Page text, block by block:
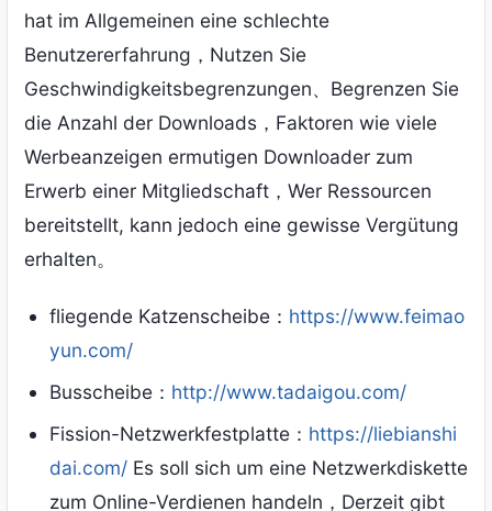
hat im Allgemeinen eine schlechte
Benutzererfahrung，Nutzen Sie
Geschwindigkeitsbegrenzungen、Begrenzen Sie
die Anzahl der Downloads，Faktoren wie viele
Werbeanzeigen ermutigen Downloader zum
Erwerb einer Mitgliedschaft，Wer Ressourcen
bereitstellt, kann jedoch eine gewisse Vergütung
erhalten。
fliegende Katzenscheibe： https://www.feimao
yun.com/
Busscheibe： http://www.tadaigou.com/
Fission-Netzwerkfestplatte： https://liebianshi
dai.com/ Es soll sich um eine Netzwerkdiskette
zum Online-Verdienen handeln，Derzeit gibt